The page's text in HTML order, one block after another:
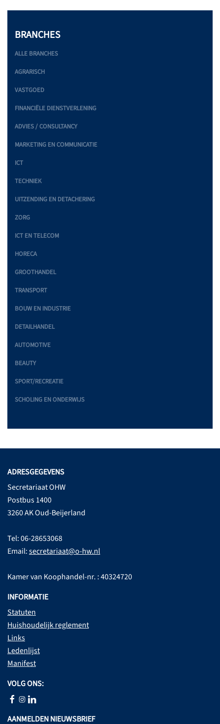
BRANCHES
ALLE BRANCHES
AGRARISCH
VASTGOED
FINANCIËLE DIENSTVERLENING
ADVIES / CONSULTANCY
MARKETING EN COMMUNICATIE
ICT
TECHNIEK
UITZENDING EN DETACHERING
ZORG
ICT EN TELECOM
HORECA
GROOTHANDEL
TRANSPORT
BOUW EN INDUSTRIE
DETAILHANDEL
AUTOMOTIVE
BEAUTY
SPORT/RECREATIE
SCHOLING EN ONDERWIJS
ADRESGEGEVENS
Secretariaat OHW
Postbus 1400
3260 AK Oud-Beijerland
Tel: 06-28653068
Email:secretariaat@o-hw.nl
Kamer van Koophandel-nr. : 40324720
INFORMATIE
Statuten
Huishoudelijk reglement
Links
Ledenlijst
Manifest
VOLG ONS:
AANMELDEN NIEUWSBRIEF